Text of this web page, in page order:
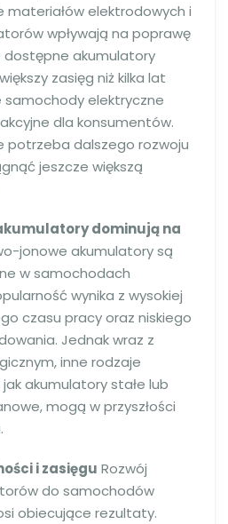
materiałów elektrodowych i
wpływają na poprawę
dostępne akumulatory
zasięg niż kilka lat
samochody elektryczne
dla konsumentów.
potrzeba dalszego rozwoju
jeszcze większą
dominują na
jonowe akumulatory są
w samochodach
wynika z wysokiej
czasu pracy oraz niskiego
Jednak wraz z
inne rodzaje
akumulatory stałe lub
mogą w przyszłości
i zasięgu Rozwój
do samochodów
obiecujące rezultaty.